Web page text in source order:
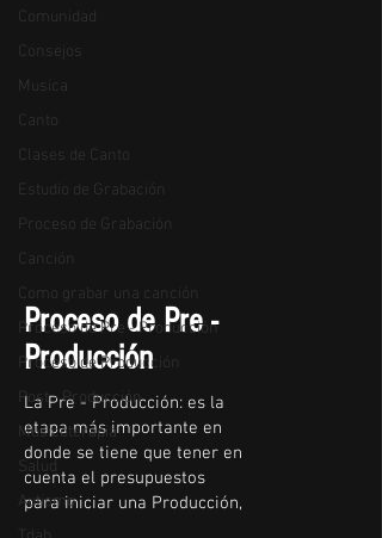
Comunidad
Consejos
Musica
Canto
Clases de Canto
Estudio de Grabación
Proceso de Grabación
Canción
Como grabar una canción
Proceso de Pre - Producción
Proceso de Producción
Post - Producción
Musicoterapia
Salud
Autismo
Proceso de Pre -
Producción
La Pre - Producción: es la
etapa más importante en
donde se tiene que tener en
cuenta el presupuestos
para iniciar una Producción,